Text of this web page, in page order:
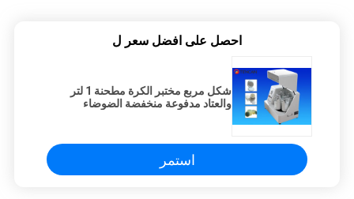
احصل على افضل سعر ل
شكل مربع مختبر الكرة مطحنة 1 لتر
والعتاد مدفوعة منخفضة الضوضاء
استمر